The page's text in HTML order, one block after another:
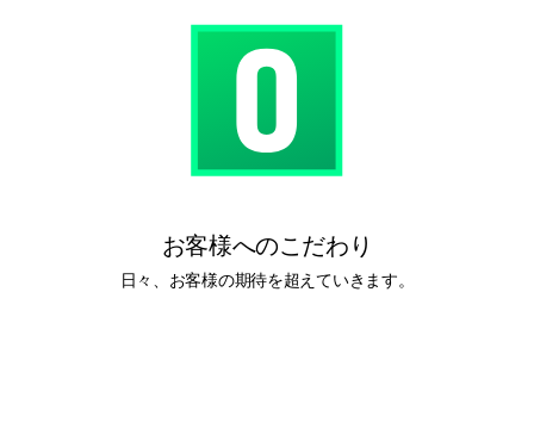
お客様へのこだわり
日々、お客様の期待を超えていきます。